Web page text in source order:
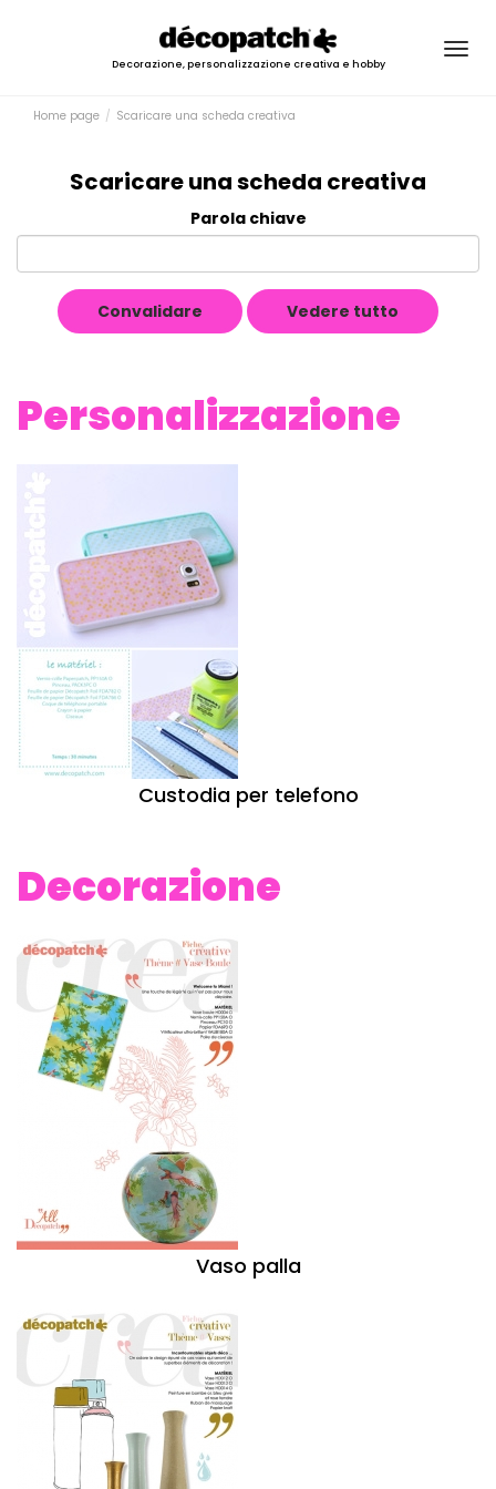
Decorazione, personalizzazione creativa e hobby
Home page Scaricare una scheda creativa
Scaricare una scheda creativa
Parola chiave
Convalidare Vedere tutto
Personalizzazione
Custodia per telefono
Decorazione
Vaso palla